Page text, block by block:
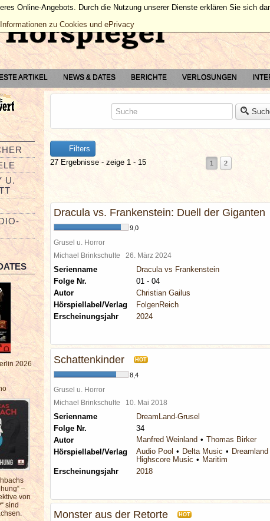
ARTIKEL NEWS & DATES BERICHTE VERLOSUNGEN
U.
2026
–
von
sind
Filters
27 Ergebnisse - zeige 1 - 15
1 2
Dracula vs. Frankenstein: Duell der Giganten
9,0
Grusel u. Horror
Michael Brinkschulte 26. März 2024
Serienname
Dracula vs Frankenstein
Folge Nr.
01 - 04
Autor
Christian Gailus
Hörspiellabel/Verlag
FolgenReich
Erscheinungsjahr
2024
Schattenkinder HOT
8,4
Grusel u. Horror
Michael Brinkschulte 10. Mai 2018
Serienname
DreamLand-Grusel
Folge Nr.
34
Autor
Manfred Weinland
Thomas Birker
Hörspiellabel/Verlag
Audio Pool Delta Music
Highscore Music
Maritim
Erscheinungsjahr
2018
Monster aus der Retorte HOT
Online-Angebots. Durch die Nutzung unserer Dienste erklären Sie sich
zu Cookies und ePrivacy